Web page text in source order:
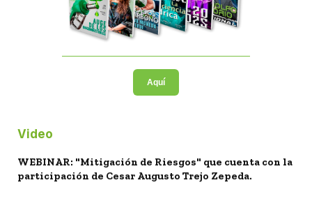
Aquí
Video
WEBINAR: "Mitigación de Riesgos" que cuenta con la
participación de Cesar Augusto Trejo Zepeda.